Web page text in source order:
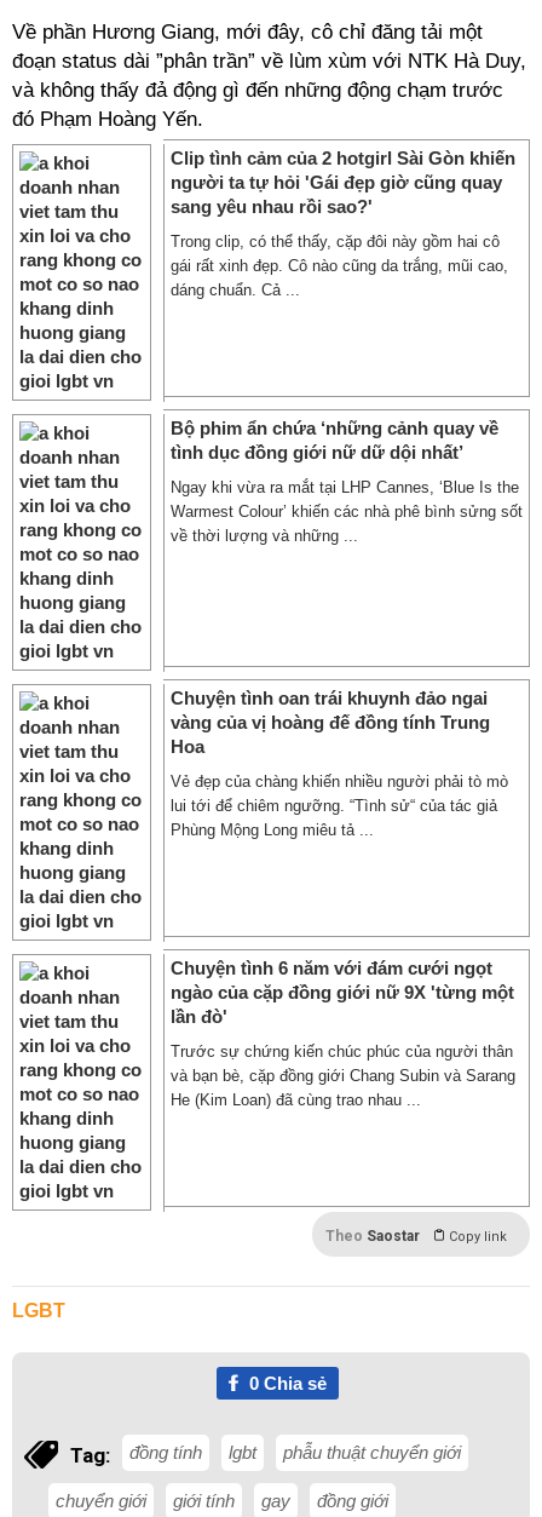
Về phần Hương Giang, mới đây, cô chỉ đăng tải một
đoạn status dài ”phân trần” về lùm xùm với NTK Hà Duy,
và không thấy đả động gì đến những động chạm trước
đó Phạm Hoàng Yến.
Clip tình cảm của 2 hotgirl Sài Gòn khiến
người ta tự hỏi 'Gái đẹp giờ cũng quay
sang yêu nhau rồi sao?'
Trong clip, có thể thấy, cặp đôi này gồm hai cô
gái rất xinh đẹp. Cô nào cũng da trắng, mũi cao,
dáng chuẩn. Cả ...
Bộ phim ẩn chứa ‘những cảnh quay về
tình dục đồng giới nữ dữ dội nhất’
Ngay khi vừa ra mắt tại LHP Cannes, ‘Blue Is the
Warmest Colour’ khiến các nhà phê bình sửng sốt
về thời lượng và những ...
Chuyện tình oan trái khuynh đảo ngai
vàng của vị hoàng đế đồng tính Trung
Hoa
Vẻ đẹp của chàng khiến nhiều người phải tò mò
lui tới để chiêm ngưỡng. “Tình sử“ của tác giả
Phùng Mộng Long miêu tả ...
Chuyện tình 6 năm với đám cưới ngọt
ngào của cặp đồng giới nữ 9X 'từng một
lần đò'
Trước sự chứng kiến chúc phúc của người thân
và bạn bè, cặp đồng giới Chang Subin và Sarang
He (Kim Loan) đã cùng trao nhau ...
Theo Saostar Copy link
LGBT
0Chia sẻ
Tag: đồng tính lgbt phẫu thuật chuyển giới
chuyển giới giới tính gay đồng giới